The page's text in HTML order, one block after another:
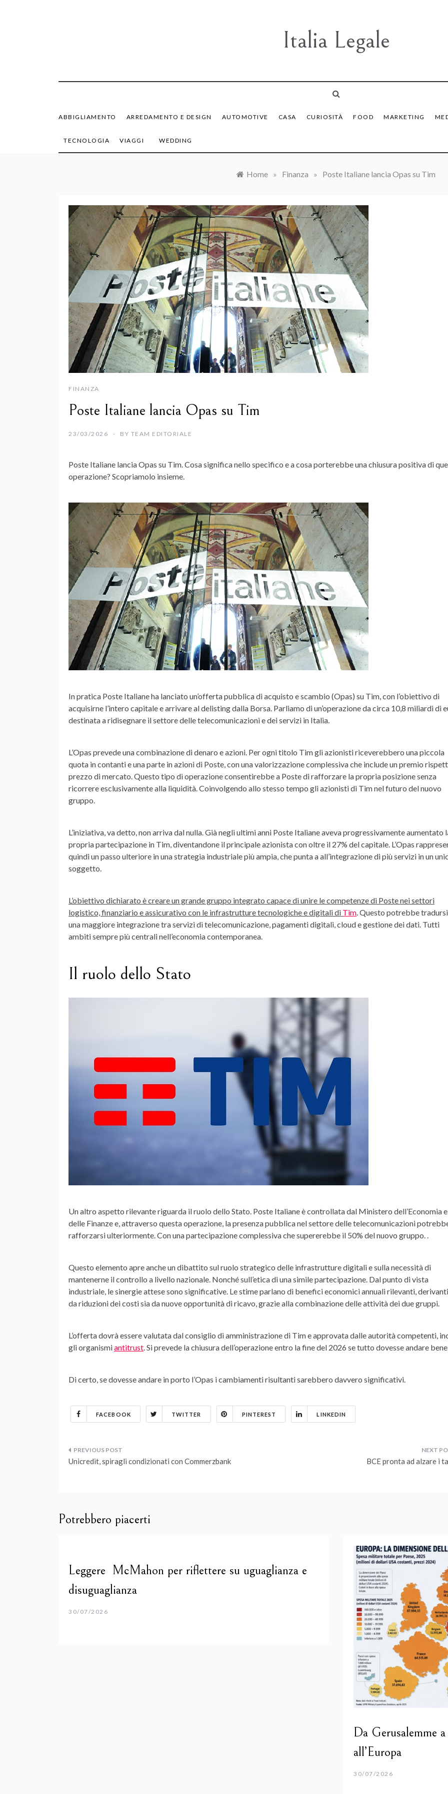
Italia Legale
ABBIGLIAMENTO ARREDAMENTO E DESIGN AUTOMOTIVE CASA CURIOSITÀ FOOD MARKETING
TECNOLOGIA VIAGGI WEDDING
Home » Finanza » Poste Italiane lancia Opas su Tim
FINANZA
Poste Italiane lancia Opas su Tim
23/03/2026 BY TEAM EDITORIALE
Poste Italiane lanciaOpas su Tim.Cosa significa nello specifico e a cosa porterebbe una chiusura positiva di
operazione? Scopriamolo insieme.
In pratica Poste Italiane ha lanciato un’offerta pubblica di acquisto e scambio (Opas) su Tim, con l’obiettivo di
acquisirne l’intero capitale e arrivare al delisting dalla Borsa. Parliamo di un’operazione da circa 10,8 miliardi di
destinata a ridisegnare il settore delle telecomunicazioni e dei servizi in Italia.
L’Opas prevede una combinazione didenaro e azioni. Per ogni titolo Tim gli azionisti riceverebbero una piccola
quota in contanti e una parte in azioni di Poste, con una valorizzazione complessiva che include un premio
prezzo di mercato. Questo tipo di operazione consentirebbe a Poste di rafforzare la propria posizione senza
ricorrere esclusivamente alla liquidità. Coinvolgendo allo stesso tempo gli azionisti di Tim nel futuro del nuovo
gruppo.
L’iniziativa, va detto, non arriva dal nulla. Già negli ultimi anni Poste Italiane aveva progressivamente aumentato
propriapartecipazione in Tim, diventandone ilprincipale azionistacon oltre il 27% del capitale. L’Opas
quindi un passo ulteriore in una strategia industriale più ampia, che punta a all’integrazione di più servizi in un
soggetto.
L’obiettivo dichiarato è creare un grande gruppo integrato capace di unire le competenze di Poste nei settori
logistico, finanziario e assicurativo con le infrastrutture tecnologiche e digitali di Tim. Questo potrebbe
una maggiore integrazione tra servizi di telecomunicazione, pagamenti digitali,cloude gestione dei dati. Tutti
ambiti sempre più centrali nell’economia contemporanea.
Il ruolo dello Stato
Un altro aspetto rilevante riguarda ilruolo dello Stato. Poste Italiane è controllata dal Ministero dell’Economia e
delle Finanzee, attraverso questa operazione, la presenza pubblica nel settore delle telecomunicazioni
rafforzarsi ulteriormente. Con una partecipazione complessiva che supererebbe il 50% del nuovo gruppo. .
Questo elemento apre anche un dibattito sulruolo strategico delle infrastrutture digitali e sulla necessità di
mantenerne il controllo a livello nazionale. Nonché sull’eticadi una simile partecipazione. Dal punto di vista
industriale, lesinergieattese sono significative. Le stime parlano di benefici economici annuali rilevanti,
da riduzioni dei costi sia da nuove opportunità di ricavo, grazie alla combinazione delle attività dei due gruppi.
L’offerta dovrà essere valutata dal consiglio di amministrazione di Tim e approvata dalle autorità competenti,
gli organismiantitrust. Si prevede la chiusura dell’operazione entro la fine del 2026 se tutto dovesse andare
Di certo, se dovesse andare in porto l’Opas i cambiamenti risultanti sarebbero davvero significativi.
FACEBOOK TWITTER PINTEREST LINKEDIN
Navigazione
Unicredit, spiragli condizionati con Commerzbank BCE pronta ad alzare i
Potrebbero piacerti
Leggere McMahon per riflettere su uguaglianza e
disuguaglianza
30/07/2026
Da Gerusalemme
all’Europa
30/07/2026